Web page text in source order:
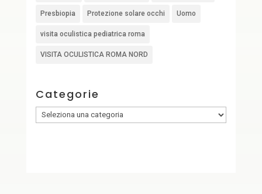
Presbiopia Protezione solare occhi Uomo
visita oculistica pediatrica roma
VISITA OCULISTICA ROMA NORD
Categorie
Categorie